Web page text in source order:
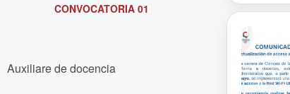
CONVOCATORIA 01
Auxiliare de docencia